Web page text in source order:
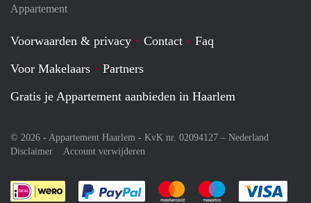
Appartement
Voorwaarden & privacy Contact
Faq
Voor Makelaars
Partners
Gratis je Appartement aanbieden in Haarlem
© 2026 - Appartement Haarlem - KvK nr. 02094127 – Nederland
Disclaimer
Account verwijderen
Je rekent gemakkelijk af met Paypal
Je rekent gemakkelijk af met
Je rekent